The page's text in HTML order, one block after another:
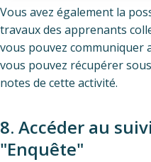
Vous avez également la
travaux des apprenants
vous pouvez communiquer
vous pouvez récupérer
notes de cette activité.
8. Accéder au
"Enquête"